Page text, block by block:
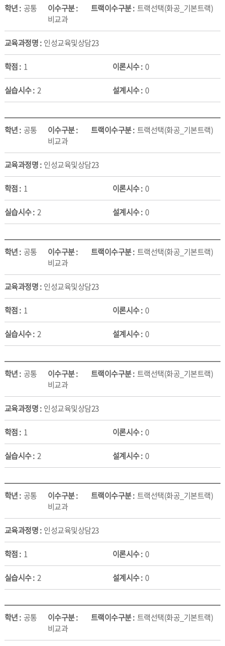
공통
비교과
트랙선택(화공_기본트랙)
인성교육및상담23
1 0
2 0
공통
비교과
트랙선택(화공_기본트랙)
인성교육및상담23
1 0
2 0
공통
비교과
트랙선택(화공_기본트랙)
인성교육및상담23
1 0
2 0
공통
비교과
트랙선택(화공_기본트랙)
인성교육및상담23
1 0
2 0
공통
비교과
트랙선택(화공_기본트랙)
인성교육및상담23
1 0
2 0
공통
비교과
트랙선택(화공_기본트랙)